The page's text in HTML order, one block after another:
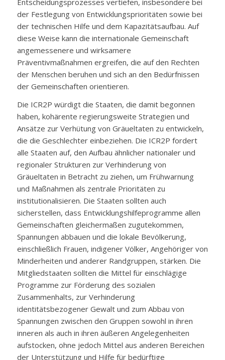
der Festlegung von Entwicklungsprioritäten sowie bei
der technischen Hilfe und dem Kapazitätsaufbau. Auf
diese Weise kann die internationale Gemeinschaft
angemessenere und wirksamere
Präventivmaßnahmen ergreifen, die auf den Rechten
der Menschen beruhen und sich an den Bedürfnissen
der Gemeinschaften orientieren.
Die ICR2P würdigt die Staaten, die damit begonnen
haben, kohärente regierungsweite Strategien und
Ansätze zur Verhütung von Gräueltaten zu entwickeln,
die die Geschlechter einbeziehen. Die ICR2P fordert
alle Staaten auf, den Aufbau ähnlicher nationaler und
regionaler Strukturen zur Verhinderung von
Gräueltaten in Betracht zu ziehen, um Frühwarnung
und Maßnahmen als zentrale Prioritäten zu
institutionalisieren. Die Staaten sollten auch
sicherstellen, dass Entwicklungshilfeprogramme allen
Gemeinschaften gleichermaßen zugutekommen,
Spannungen abbauen und die lokale Bevölkerung,
einschließlich Frauen, indigener Völker, Angehöriger von
Minderheiten und anderer Randgruppen, stärken. Die
Mitgliedstaaten sollten die Mittel für einschlägige
Programme zur Förderung des sozialen
Zusammenhalts, zur Verhinderung
identitätsbezogener Gewalt und zum Abbau von
Spannungen zwischen den Gruppen sowohl in ihren
inneren als auch in ihren äußeren Angelegenheiten
aufstocken, ohne jedoch Mittel aus anderen Bereichen
der Unterstützung und Hilfe für bedürftige